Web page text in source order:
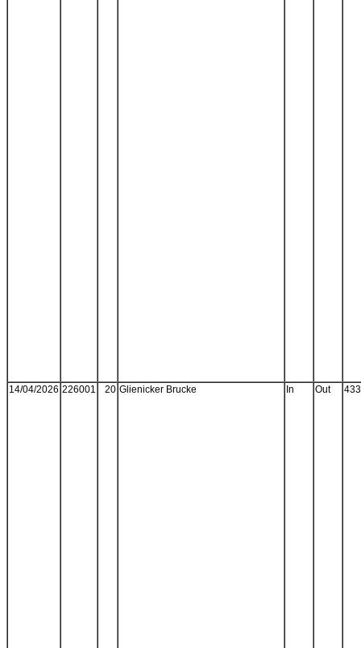
14/04/2026 226001 20 Glienicker Brucke In Out 433